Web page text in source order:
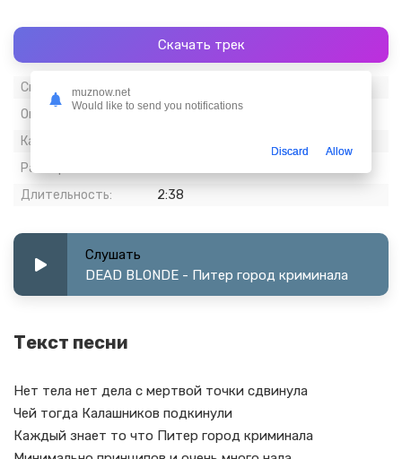
Скачать трек
Скачиваний:
Опубликовано:
28 март 2024
Качество:
Размер:
Длительность:
2:38
Слушать
DEAD BLONDE - Питер город криминала
Текст песни
Нет тела нет дела с мертвой точки сдвинула
Чей тогда Калашников подкинули
Каждый знает то что Питер город криминала
muznow.net
Would like to send you notifications
Discard Allow